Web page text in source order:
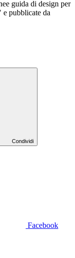
guida di design per
pubblicate da
Condividi
Facebook